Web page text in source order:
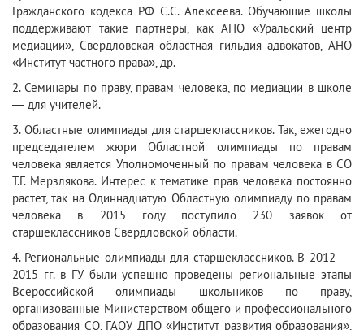
Гражданского кодекса РФ С.С. Алексеева. Обучающие школы
поддерживают такие партнеры, как АНО «Уральский центр
медиации», Свердловская областная гильдия адвокатов, АНО
«Институт частного права», др.
2. Семинары по праву, правам человека, по медиации в школе
— для учителей.
3. Областные олимпиады для старшеклассников. Так, ежегодно
председателем жюри Областной олимпиады по правам
человека является Уполномоченный по правам человека в СО
Т.Г. Мерзлякова. Интерес к тематике прав человека постоянно
растет, так на Одиннадцатую Областную олимпиаду по правам
человека в 2015 году поступило 230 заявок от
старшеклассников Свердловской области.
4. Региональные олимпиады для старшеклассников. В 2012 —
2015 гг. в ГУ были успешно проведены региональные этапы
Всероссийской олимпиады школьников по праву,
организованные Министерством общего и профессионального
образования СО, ГАОУ ДПО «Институт развития образования»,